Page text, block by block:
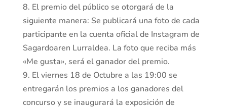
8. El premio del público se otorgará de la
siguiente manera: Se publicará una foto de cada
participante en la cuenta oficial de Instagram de
Sagardoaren Lurraldea. La foto que reciba más
«Me gusta», será el ganador del premio.
9. El viernes 18 de Octubre a las 19:00 se
entregarán los premios a los ganadores del
concurso y se inaugurará la exposición de